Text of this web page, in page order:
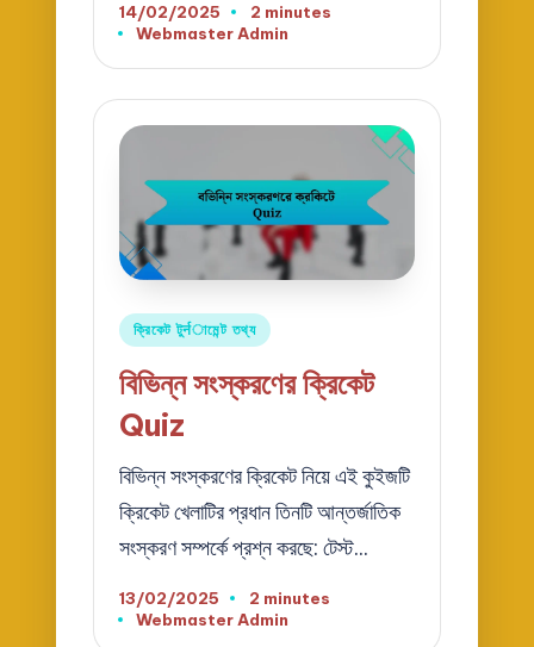
14/02/2025
2 minutes
Posted
Webmaster Admin
Posted
ক্রিকেট টুर्नামেন্ট তথ্য
বিভিন্ন সংস্করণের ক্রিকেট
Quiz
বিভিন্ন সংস্করণের ক্রিকেট নিয়ে এই কুইজটি
ক্রিকেট খেলাটির প্রধান তিনটি আন্তর্জাতিক
সংস্করণ সম্পর্কে প্রশ্ন করছে: টেস্ট…
13/02/2025
2 minutes
Posted
Webmaster Admin